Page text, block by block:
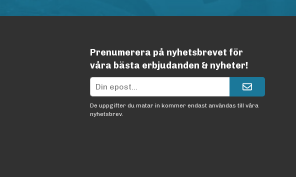
Prenumerera på nyhetsbrevet för
våra bästa erbjudanden & nyheter!
De uppgifter du matar in kommer endast användas till våra
nyhetsbrev.